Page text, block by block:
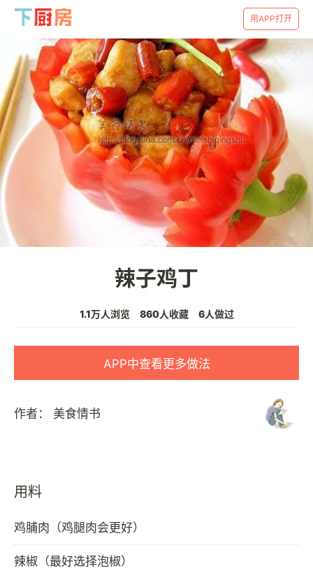
用APP打开
辣子鸡丁
1.1万人浏览 860人收藏 6人做过
APP中查看更多做法
作者： 美食情书
用料
鸡脯肉（鸡腿肉会更好）
辣椒（最好选择泡椒）